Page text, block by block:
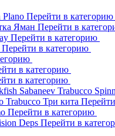
Plano Перейти в категорию
Яман Перейти в
Перейти в категорию
Перейти в категорию
в категорию
в категорию
Sabaneev Trabucco
Trabucco Три кита
Перейти в категорию
Deps Перейти в